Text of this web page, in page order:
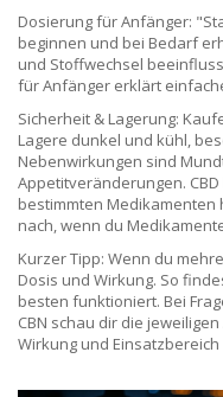
Dosierung für Anfänger:
beginnen und bei Bedarf
und Stoffwechsel
für Anfänger erklärt
Sicherheit & Lagerung:
Lagere dunkel und kühl,
Nebenwirkungen sind
Appetitveränderungen.
bestimmten Medikamenten
nach, wenn du
Kurzer Tipp: Wenn du
Dosis und Wirkung. So
besten funktioniert. Bei
CBN schau dir die
Wirkung und Einsatzbereich